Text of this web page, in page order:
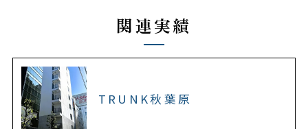
関連実績
TRUNK秋葉原